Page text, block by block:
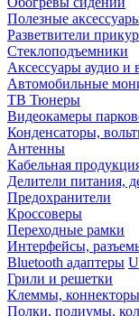
Полезные
Разветвители
Стеклоподъемники
Аксессуары аудио и
Автомобильные
ТВ Тюнеры
Видеокамеры
Конденсаторы,
Антенны
Кабельная
Делители питания,
Предохранители
Кроссоверы
Переходные рамки
Интерфейсы,
Bluetooth адаптеры
Грили и решетки
Клеммы, коннекторы
Полки, подиумы,